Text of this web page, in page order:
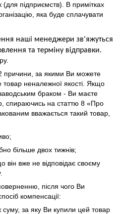
(для підприємств). В примітках
яка буде сплачувати
наші менеджери зв'яжуться
та терміну відправки.
2 причини, за якими Ви можете
неналежної якості. Якщо
браком - Ви маєте
спираючись на статтю 8 «Про
вважається такий товар,
більше двох тижнів;
він вже не відповідає своєму
після чого Ви
компенсації:
за яку Ви купили цей товар